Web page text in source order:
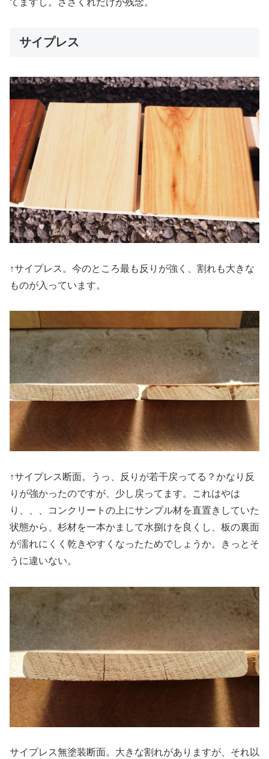
サイプレス
↑サイプレス。今のところ最も反りが強く、割れも大きな
ものが入っています。
↑サイプレス断面。うっ、反りが若干戻ってる？かなり反
りが強かったのですが、少し戻ってます。これはやは
り、、、コンクリートの上にサンプル材を直置きしていた
状態から、杉材を一本かまして水捌けを良くし、板の裏面
が濡れにくく乾きやすくなったためでしょうか。きっとそ
うに違いない。
サイプレス無塗装断面。大きな割れがありますが、それ以